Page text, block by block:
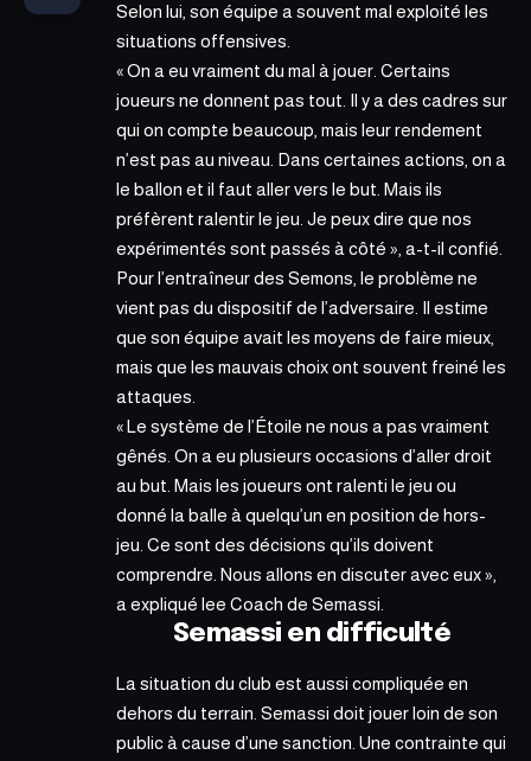
Selon lui, son équipe a souvent mal exploité les
situations offensives.
« On a eu vraiment du mal à jouer. Certains
joueurs ne donnent pas tout. Il y a des cadres sur
qui on compte beaucoup, mais leur rendement
n’est pas au niveau. Dans certaines actions, on a
le ballon et il faut aller vers le but. Mais ils
préfèrent ralentir le jeu. Je peux dire que nos
expérimentés sont passés à côté », a-t-il confié.
Pour l’entraîneur des Semons, le problème ne
vient pas du dispositif de l’adversaire. Il estime
que son équipe avait les moyens de faire mieux,
mais que les mauvais choix ont souvent freiné les
attaques.
« Le système de l’Étoile ne nous a pas vraiment
gênés. On a eu plusieurs occasions d’aller droit
au but. Mais les joueurs ont ralenti le jeu ou
donné la balle à quelqu’un en position de hors-
jeu. Ce sont des décisions qu’ils doivent
comprendre. Nous allons en discuter avec eux »,
a expliqué lee Coach de Semassi.
Semassi en difficulté
La situation du club est aussi compliquée en
dehors du terrain. Semassi doit jouer loin de son
public à cause d’une sanction. Une contrainte qui